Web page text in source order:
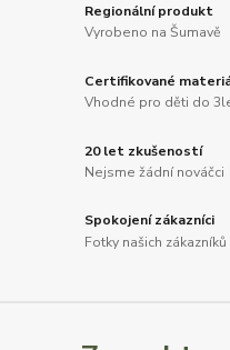
Regionální produkt
Vyrobeno na Šumavě
Certifikované
Vhodné pro děti do
20 let zkušeností
Nejsme žádní nováčci
Spokojení zákazníci
Fotky našich zákazníků